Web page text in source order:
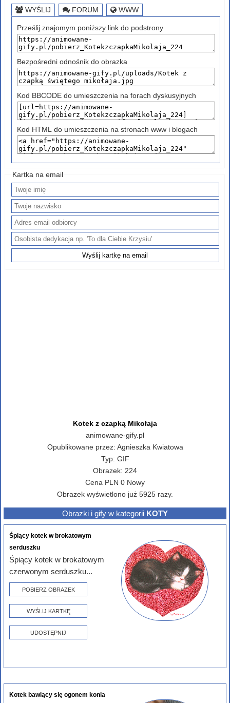
WYŚLIJ FORUM WWW
Prześlij znajomym poniższy link do podstrony
Bezpośredni odnośnik do obrazka
Kod BBCODE do umieszczenia na forach dyskusyjnych
Kod HTML do umieszczenia na stronach www i blogach
Kartka na email
Kotek z czapką Mikołaja
animowane-gify.pl
Opublikowane przez: Agnieszka Kwiatowa
Typ: GIF
Obrazek: 224
Cena PLN 0 Nowy
Obrazek wyświetlono już 5925 razy.
Obrazki i gify w kategorii KOTY
Śpiący kotek w brokatowym
serduszku
Śpiący kotek w brokatowym
czerwonym serduszku...
POBIERZ OBRAZEK
WYŚLIJ KARTKĘ
UDOSTĘPNIJ
Kotek bawiący się ogonem konia